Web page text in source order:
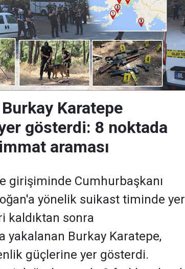
Karatepe
gösterdi: 8 noktada
araması
girişiminde Cumhurbaşkanı
yönelik suikast timinde yer
kaldıktan sonra
yakalanan Burkay Karatepe,
güçlerine yer gösterdi.